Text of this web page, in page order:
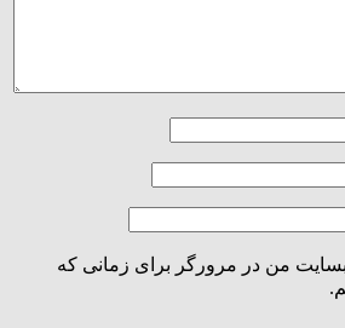
من در مرورگر برای زمانی که